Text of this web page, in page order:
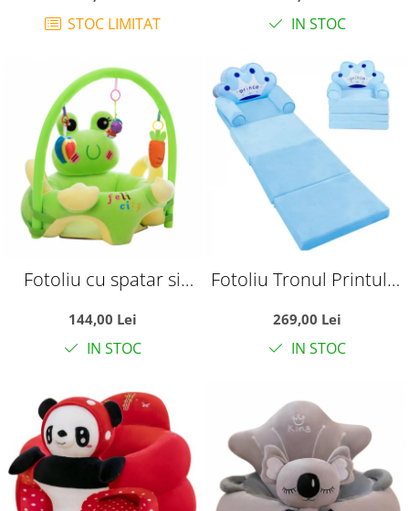
alb
STOC LIMITAT
plus
IN STOC
Fotoliu cu spatar si
verde, din plus
144,00 Lei
IN STOC
Fotoliu Tronul Printului
Extensibil la 150 cm
269,00 Lei
IN STOC